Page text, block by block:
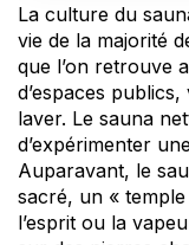
La culture du
vie de la majorité
que l’on retrouve
d’espaces
laver. Le sauna
d’expérimenter
Auparavant, le
sacré, un «
l’esprit ou la